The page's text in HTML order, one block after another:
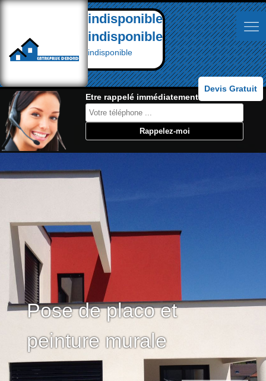
indisponible
indisponible
indisponible
Devis Gratuit
Etre rappelé immédiatement:
Pose de placo et
peinture murale